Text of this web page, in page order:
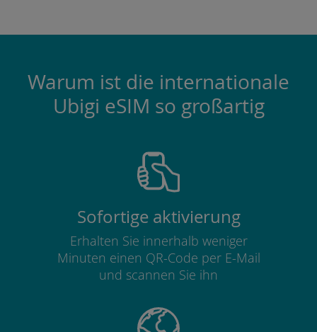
Warum ist die internationale
Ubigi eSIM so großartig
Sofortige aktivierung
Erhalten Sie innerhalb weniger
Minuten einen QR-Code per E-Mail
und scannen Sie ihn